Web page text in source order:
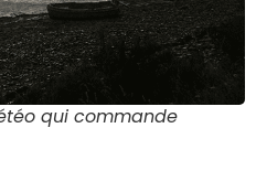
qui commande